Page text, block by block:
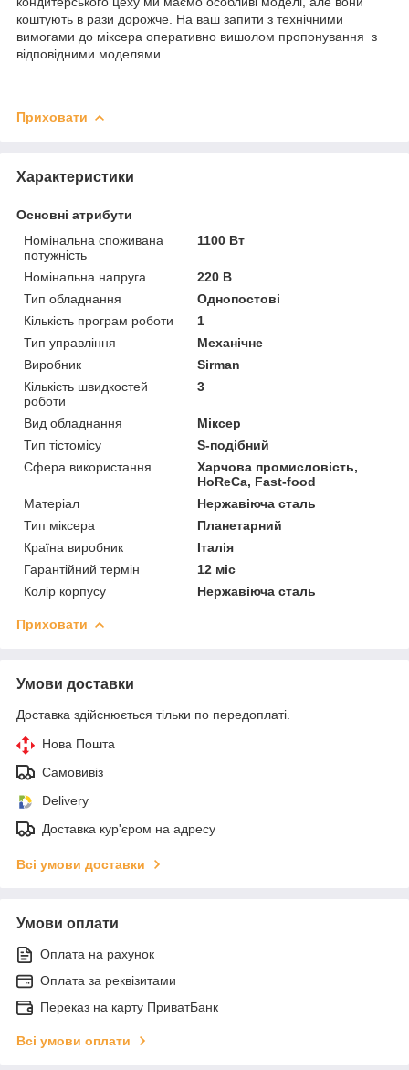
коштують в рази дорожче. На ваш запити з технічними
вимогами до міксера оперативно вишолом пропонування з
відповідними моделями.
Приховати
Характеристики
Основні атрибути
Номінальна споживана
потужність
1100 Вт
Номінальна напруга
220 В
Тип обладнання
Однопостові
Кількість програм роботи
1
Тип управління
Механічне
Виробник
Sirman
Кількість швидкостей
роботи
3
Вид обладнання
Міксер
Тип тістомісу
S-подібний
Сфера використання
Харчова промисловість,
HoReCa, Fast-food
Матеріал
Нержавіюча сталь
Тип міксера
Планетарний
Країна виробник
Італія
Гарантійний термін
12 міс
Колір корпусу
Нержавіюча сталь
Приховати
Умови доставки
Доставка здійснюється тільки по передоплаті.
Нова Пошта
Самовивіз
Delivery
Доставка кур'єром на адресу
Всі умови доставки
Умови оплати
Оплата на рахунок
Оплата за реквізитами
Переказ на карту ПриватБанк
Всі умови оплати